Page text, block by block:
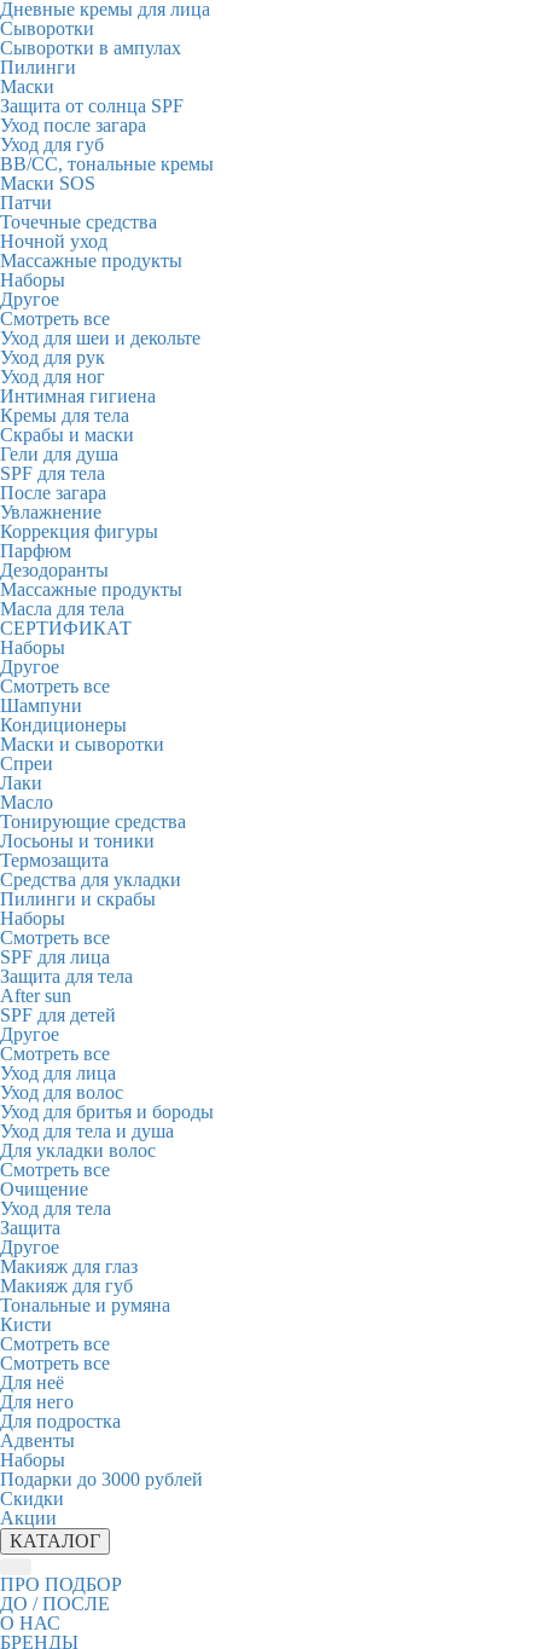
Дневные кремы для лица
Сыворотки
Сыворотки в ампулах
Пилинги
Маски
Защита от солнца SPF
Уход после загара
Уход для губ
BB/CC, тональные кремы
Маски SOS
Патчи
Точечные средства
Ночной уход
Массажные продукты
Наборы
Другое
Смотреть все
Уход для шеи и декольте
Уход для рук
Уход для ног
Интимная гигиена
Кремы для тела
Скрабы и маски
Гели для душа
SPF для тела
После загара
Увлажнение
Коррекция фигуры
Парфюм
Дезодоранты
Массажные продукты
Масла для тела
СЕРТИФИКАТ
Наборы
Другое
Смотреть все
Шампуни
Кондиционеры
Маски и сыворотки
Спреи
Лаки
Масло
Тонирующие средства
Лосьоны и тоники
Термозащита
Средства для укладки
Пилинги и скрабы
Наборы
Смотреть все
SPF для лица
Защита для тела
After sun
SPF для детей
Другое
Смотреть все
Уход для лица
Уход для волос
Уход для бритья и бороды
Уход для тела и душа
Для укладки волос
Смотреть все
Очищение
Уход для тела
Защита
Другое
Макияж для глаз
Макияж для губ
Тональные и румяна
Кисти
Смотреть все
Смотреть все
Для неё
Для него
Для подростка
Адвенты
Наборы
Подарки до 3000 рублей
Скидки
Акции
КАТАЛОГ
ПРО ПОДБОР
ДО / ПОСЛЕ
О НАС
БРЕНДЫ